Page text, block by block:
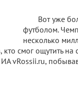
Вот уже
футболом.
несколько
смог ощутить
vRossii.ru,